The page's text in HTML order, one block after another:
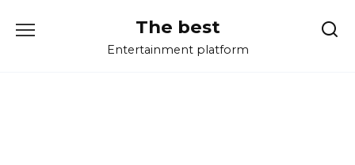
The best
Entertainment platform